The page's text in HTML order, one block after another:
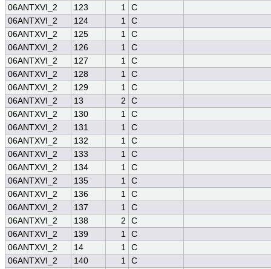
06ANTXVI_2
123 1 C
06ANTXVI_2
124 1 C
06ANTXVI_2
125 1 C
06ANTXVI_2
126 1 C
06ANTXVI_2
127 1 C
06ANTXVI_2
128 1 C
06ANTXVI_2
129 1 C
06ANTXVI_2
13 2
C
06ANTXVI_2
130 1 C
06ANTXVI_2
131 1 C
06ANTXVI_2
132 1 C
06ANTXVI_2
133 1 C
06ANTXVI_2
134 1 C
06ANTXVI_2
135 1 C
06ANTXVI_2
136 1 C
06ANTXVI_2
137 1 C
06ANTXVI_2
138 2
C
06ANTXVI_2
139 1 C
06ANTXVI_2
14 1 C
06ANTXVI_2
140 1 C